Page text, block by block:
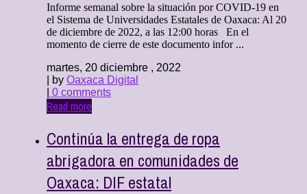
Informe semanal sobre la situación por COVID-19 en
el Sistema de Universidades Estatales de Oaxaca: Al 20
de diciembre de 2022, a las 12:00 horas En el
momento de cierre de este documento infor ...
martes, 20 diciembre , 2022
| by Oaxaca Digital
0 comments
Read more
Continúa la entrega de ropa
abrigadora en comunidades de
Oaxaca: DIF estatal